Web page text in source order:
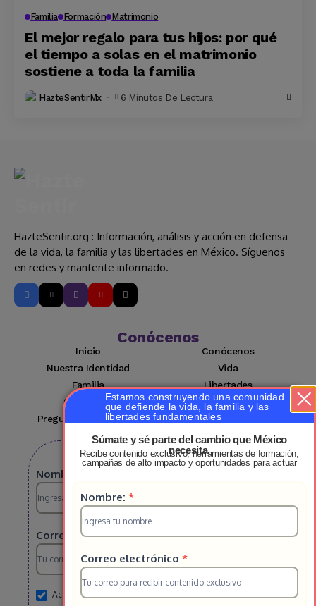
Familia Formación Matrimonio
El mejor regalo para tus hijos: por qué
el tiempo a solas en el matrimonio
sostiene a toda la familia
HazteSentirMx 6 Minutos De Lectura
HazteSentir.org : Información, análisis y acción en defensa
de la vida, la familia y las libertades en México. Síguenos
en redes y mantente informado.
Conócenos
Inicio
Conócenos
Nuestra Identidad
Vida
Familia
Libertades
Suscríbete
Mi cuenta
Preguntas Frecuentes
Contacto
Suscribete a nuestro boletin
Suscripcion
HS
2025
Nombre:
Correo electrónico*
Acepto el aviso de privacidad
Estamos construyendo una comunidad
que defiende la vida, la familia y las
libertades fundamentales
Súmate y sé parte del cambio que México
necesita.
Recibe contenido exclusivo, herramientas de formación,
campañas de alto impacto y oportunidades para actuar
Suscripcion
HS
2025
Nombre: *
Correo electrónico *